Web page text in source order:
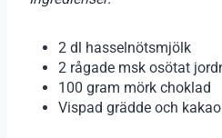
2 dl hasselnötsmjölk
2 rågade msk osötat
100 gram mörk choklad
Vispad grädde och